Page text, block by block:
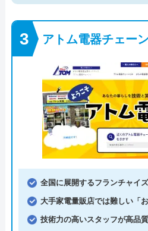
アトム電器チェーン
全国に展開するフランチャイ
大手家電量販店では難しい「
技術力の高いスタッフが高品